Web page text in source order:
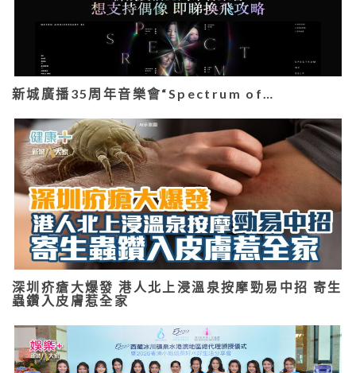
新城廣播35周年音樂會“Spectrum of…
深圳疥瘡大爆發 港人北上浸溫泉按摩勁易中招 寄生
蟲鑽入皮膚惹全家